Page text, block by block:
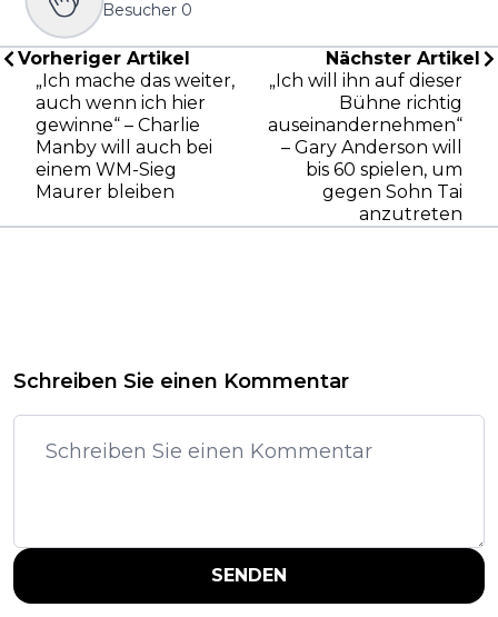
Besucher 0
Vorheriger Artikel
„Ich mache das weiter,
auch wenn ich hier
gewinne“ – Charlie
Manby will auch bei
einem WM-Sieg
Maurer bleiben
Nächster Artikel
„Ich will ihn auf dieser
Bühne richtig
auseinandernehmen“
– Gary Anderson will
bis 60 spielen, um
gegen Sohn Tai
anzutreten
Schreiben Sie einen Kommentar
SENDEN